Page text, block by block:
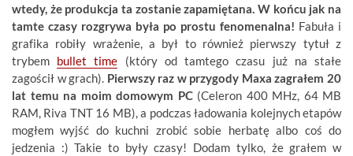
wtedy, że produkcja ta zostanie zapamiętana. W końcu jak na
tamte czasy rozgrywa była po prostu fenomenalna! Fabuła i
grafika robiły wrażenie, a był to również pierwszy tytuł z
trybem bullet time (który od tamtego czasu już na stałe
zagościł w grach). Pierwszy raz w przygody Maxa zagrałem 20
lat temu na moim domowym PC(Celeron 400 MHz, 64 MB
RAM, Riva TNT 16 MB), a podczas ładowania kolejnych etapów
mogłem wyjść do kuchni zrobić sobie herbatę albo coś do
jedzenia :) Takie to były czasy! Dodam tylko, że grałem w